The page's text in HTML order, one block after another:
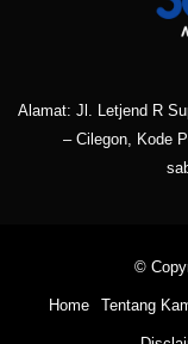
Alamat: Jl. Letjend R
– Cilegon, Kode
©
Home Tentang